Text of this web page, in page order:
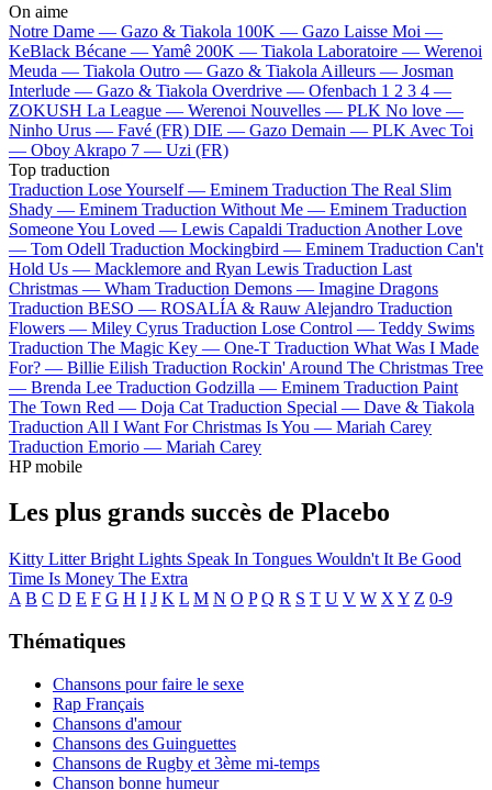
On aime
Notre Dame — Gazo & Tiakola 100K — Gazo Laisse Moi —
KeBlack Bécane —Yamê 200K — Tiakola Laboratoire — Werenoi
Meuda — Tiakola Outro — Gazo & Tiakola Ailleurs — Josman
Interlude — Gazo & Tiakola Overdrive — Ofenbach 1 2 3 4 —
ZOKUSH La League — Werenoi Nouvelles — PLK No love —
Ninho Urus — Favé (FR) DIE — Gazo Demain — PLK Avec Toi
— Oboy Akrapo 7 — Uzi (FR)
Top traduction
Traduction Lose Yourself — Eminem Traduction The Real Slim
Shady — Eminem Traduction Without Me — Eminem Traduction
Someone You Loved — Lewis Capaldi Traduction Another Love
— Tom Odell Traduction Mockingbird — Eminem Traduction Can't
Hold Us — Macklemore and Ryan Lewis Traduction Last
Christmas — Wham Traduction Demons — Imagine Dragons
Traduction BESO — ROSALÍA & Rauw Alejandro Traduction
Flowers — Miley Cyrus Traduction Lose Control — Teddy Swims
Traduction The Magic Key — One-T Traduction What Was I Made
For? — Billie Eilish Traduction Rockin' Around The Christmas Tree
— Brenda Lee Traduction Godzilla — Eminem Traduction Paint
The Town Red — Doja Cat Traduction Special — Dave & Tiakola
Traduction All I Want For Christmas Is You — Mariah Carey
Traduction Emorio — Mariah Carey
HP mobile
Les plus grands succès de Placebo
Kitty LitterBright Lights Speak In Tongues Wouldn't It Be Good
Time Is Money The Extra
A B C D E F G H I J K L M N O P Q R S T U V W X Y Z 0-9
Thématiques
Chansons pour faire le sexe
Rap Français
Chansons d'amour
Chansons des Guinguettes
Chansons de Rugby et 3ème mi-temps
Chanson bonne humeur